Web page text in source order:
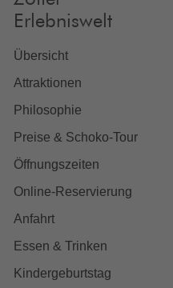
Erlebniswelt
Übersicht
Attraktionen
Philosophie
Preise & Schoko-Tour
Öffnungszeiten
Online-Reservierung
Anfahrt
Essen & Trinken
Kindergeburtstag